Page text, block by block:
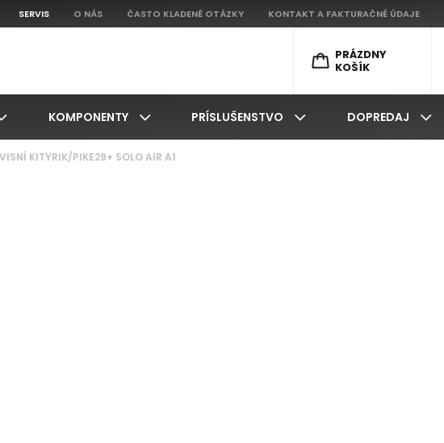
SERVIS O NÁS ČASTO KLADENÉ OTÁZKY KONTAKT A FAKTURAČNÉ ÚDAJE
PRÁZDNY
KOŠÍK
KOMPONENTY PRÍSLUŠENSTVO DOPREDAJ
KITYRIK/PIKE29+ SOLO AIR A1